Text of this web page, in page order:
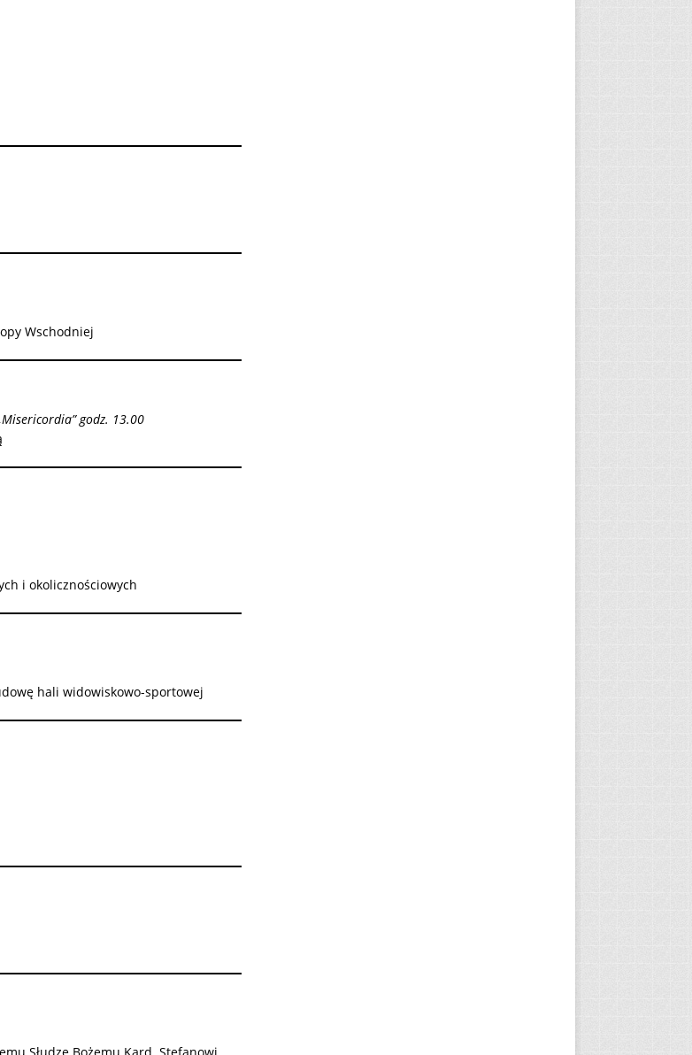
Wschodniej
godz. 13.00
i okolicznościowych
hali widowiskowo-sportowej